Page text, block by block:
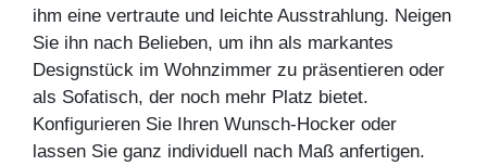
ihm eine vertraute und leichte Ausstrahlung. Neigen
Sie ihn nach Belieben, um ihn als markantes
Designstück im Wohnzimmer zu präsentieren oder
als Sofatisch, der noch mehr Platz bietet.
Konfigurieren Sie Ihren Wunsch-Hocker oder
lassen Sie ganz individuell nach Maß anfertigen.